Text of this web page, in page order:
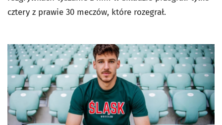
cztery z prawie 30 meczów, które rozegrał.